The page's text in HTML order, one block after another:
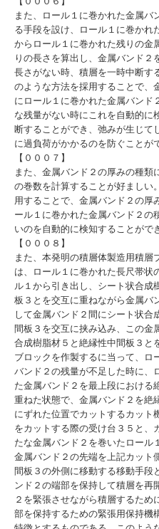
また、ロール１に巻かれた金属バ
る手段を設け、ロール１に巻かれ
からロール１に巻かれた残りの金
りの長さを算出し、金属バンド２
長さがない時、積層を一時中断す
のような方法を採用することで、
にロール１に巻かれた金属バンド
な残量がない時にこれを自動的に
断することができ、弛みが生じて
に過負荷がかかるのを防ぐことが
【０００７】
また、金属バンド２の厚みの種類
の巻数を計算することが好ましい
用することで、金属バンド２の厚
ール１に巻かれた金属バンド２の
いのを自動的に検知することがで
【０００８】
また、本発明の積層体製造用積層
は、ロール１に巻かれた長尺帯状
ル１から引き出し、シート状合成
板３とを交互に重ねながら金属バ
して金属バンド２間にシート状合
間板３を交互に挟み込み、この金
合成樹脂材５と絶縁性中間板３と
ブロックを作製するに当って、ロ
バンド２の残量が不足した時に、
た金属バンド２を最上段における
重ねた状態で、金属バンド２を絶
にずれた位置でカットするカット
をカットする際の受け台３５と、
たな金属バンド２を巻いたロール
金属バンド２の先端を上記カット
間板３の外側に移動する移動手段
ンド２の端部を保持して積層を再
２を緊張させながら積層するため
部を保持するための緊張用保持機